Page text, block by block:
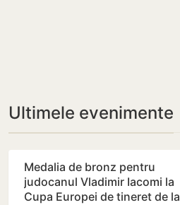
Ultimele evenimente
Medalia de bronz pentru
judocanul Vladimir Iacomi la
Cupa Europei de tineret de la